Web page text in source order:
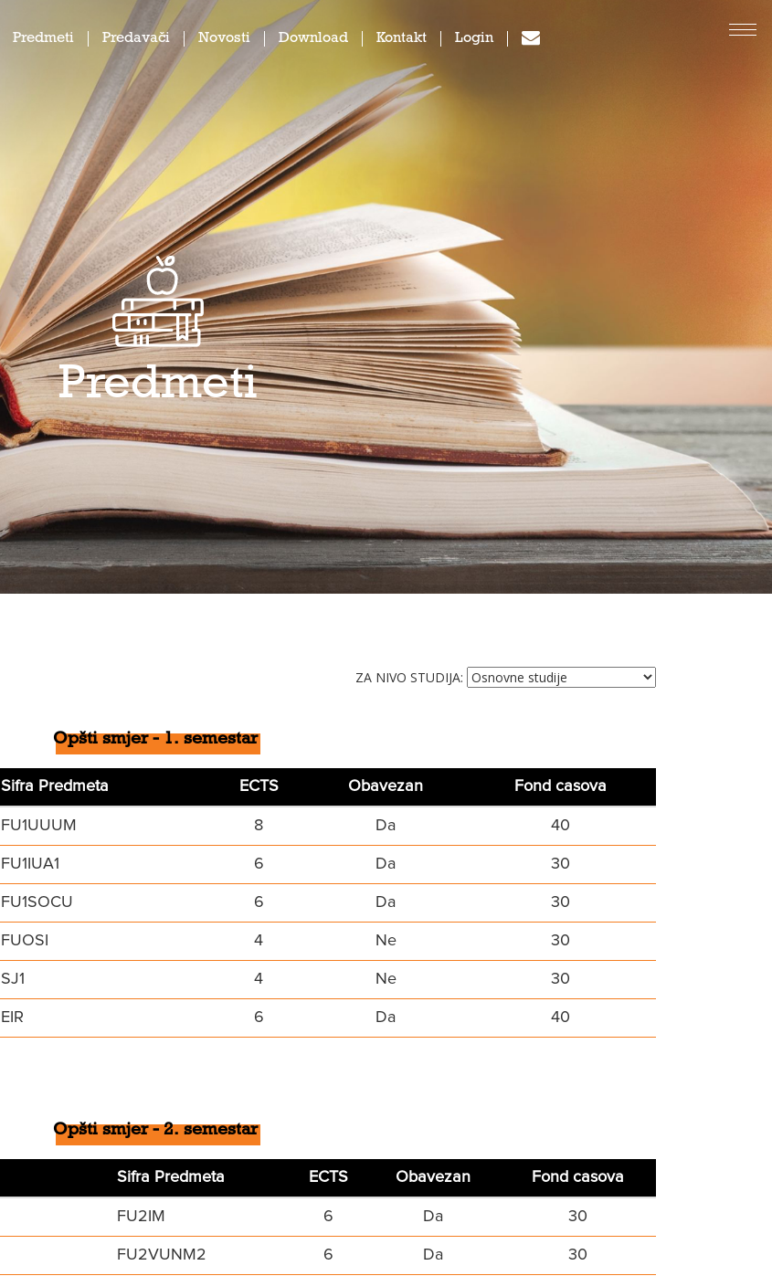
Predmeti Predavači Novosti Download Kontakt Login
Predmeti
ZA NIVO STUDIJA:
Opšti smjer - 1. semestar
Sifra Predmeta ECTS Obavezan Fond casova
FU1UUUM 8 Da 40
FU1IUA1 6 Da 30
FU1SOCU 6 Da 30
FUOSI 4 Ne 30
SJ1 4 Ne 30
EIR 6 Da 40
Opšti smjer - 2. semestar
Sifra Predmeta ECTS Obavezan Fond casova
FU2IM 6 Da 30
FU2VUNM2 6 Da 30